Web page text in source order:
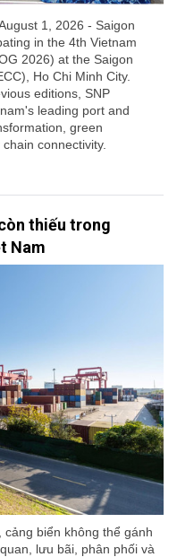
1, 2026 - Saigon
in the 4th Vietnam
2026) at the Saigon
Ho Chi Minh City.
editions, SNP
leading port and
green
connectivity.
thiếu trong
Nam
biển không thể gánh
lưu bãi, phân phối và